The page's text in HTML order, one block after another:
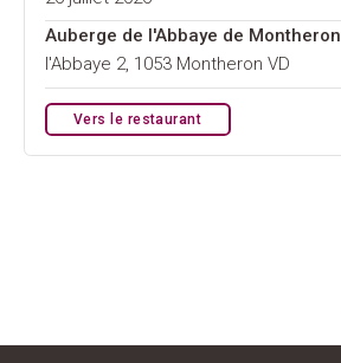
Auberge de l'Abbaye de Montheron
l'Abbaye 2, 1053 Montheron VD
Vers le restaurant